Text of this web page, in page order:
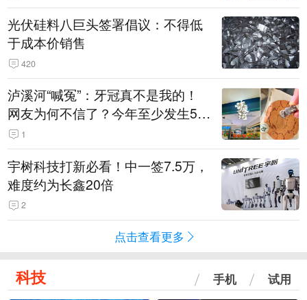
光伏硅料八巨头签署倡议：不得低
于成本价销售
420
泸溪河“喊冤”：牙冠真不是我的！
网友为何不信了？今年至少发生5
起“食品冤案”
1
宇树科技打新必看！中一签7.5万，
难度约为长鑫20倍
2
点击查看更多
科技 手机 试用